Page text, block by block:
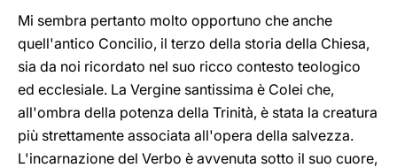
Mi sembra pertanto molto opportuno che anche
quell'antico Concilio, il terzo della storia della Chiesa,
sia da noi ricordato nel suo ricco contesto teologico
ed ecclesiale. La Vergine santissima è Colei che,
all'ombra della potenza della Trinità, è stata la creatura
più strettamente associata all'opera della salvezza.
L'incarnazione del Verbo è avvenuta sotto il suo cuore,